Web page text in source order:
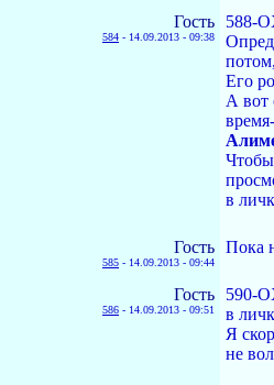
Гость
584 - 14.09.2013 - 09:38
588-
Его
А вот
Чтобы
в
Гость
585 - 14.09.2013 - 09:44
Пока
Гость
586 - 14.09.2013 - 09:51
590-
в
Я
не